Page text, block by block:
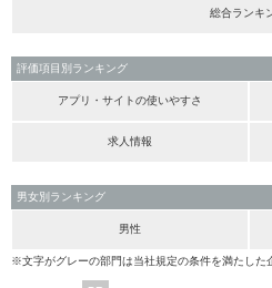
総合ランキ
評価項目別ランキング
アプリ・サイトの使いやすさ
求人情報
男女別ランキング
男性
※文字がグレーの部門は当社規定の条件を満たした